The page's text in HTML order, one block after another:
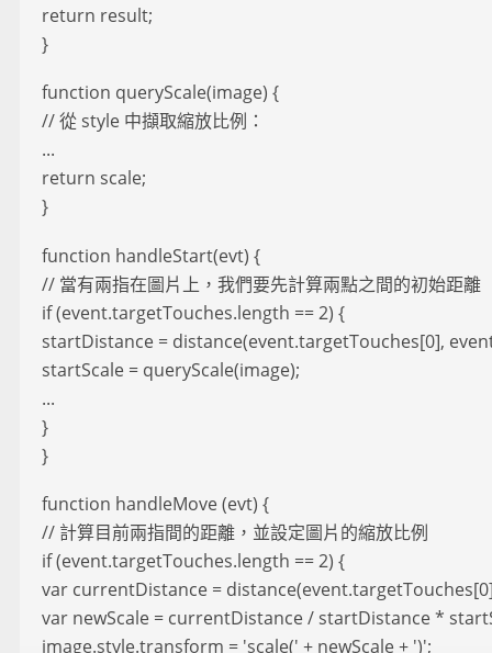
return result;
}
function queryScale(image) {
// 從 style 中擷取縮放比例：
...
return scale;
}
function handleStart(evt) {
// 當有兩指在圖片上，我們要先計算兩點之間的初始距離
if (event.targetTouches.length == 2) {
startDistance = distance(event.targetTouches[0],
startScale = queryScale(image);
...
}
}
function handleMove (evt) {
// 計算目前兩指間的距離，並設定圖片的縮放比例
if (event.targetTouches.length == 2) {
var currentDistance =
var newScale = currentDistance / startDistance *
image.style.transform = 'scale(' + newScale + ')';